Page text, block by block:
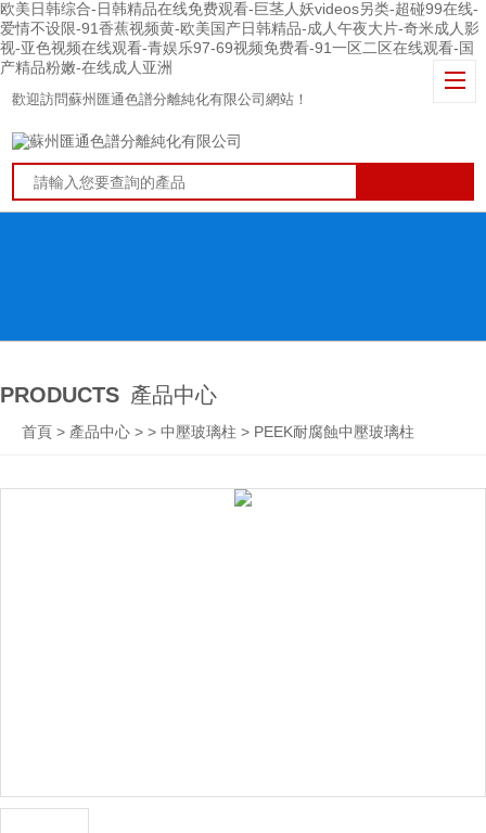
欧美日韩综合-日韩精品在线免费观看-巨茎人妖videos另类-超碰99在线-
爱情不设限-91香蕉视频黄-欧美国产日韩精品-成人午夜大片-奇米成人影
视-亚色视频在线观看-青娱乐97-69视频免费看-91一区二区在线观看-国
产精品粉嫩-在线成人亚洲
歡迎訪問蘇州匯通色譜分離純化有限公司網站！
PRODUCTS 產品中心
首頁 > 產品中心 > > 中壓玻璃柱 > PEEK耐腐蝕中壓玻璃柱